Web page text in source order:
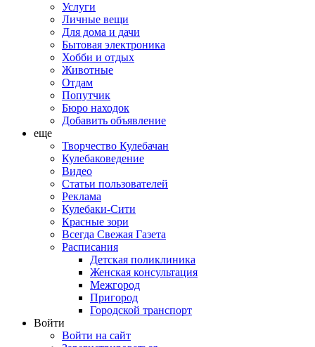
Услуги
Личные вещи
Для дома и дачи
Бытовая электроника
Хобби и отдых
Животные
Отдам
Попутчик
Бюро находок
Добавить объявление
еще
Творчество Кулебачан
Кулебаковедение
Видео
Статьи пользователей
Реклама
Кулебаки-Сити
Красные зори
Всегда Свежая Газета
Расписания
Детская поликлиника
Женская консультация
Межгород
Пригород
Городской транспорт
Войти
Войти на сайт